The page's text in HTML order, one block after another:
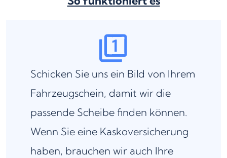
Schicken Sie uns ein Bild von Ihrem
Fahrzeugschein, damit wir die
passende Scheibe finden können.
Wenn Sie eine Kaskoversicherung
haben, brauchen wir auch Ihre